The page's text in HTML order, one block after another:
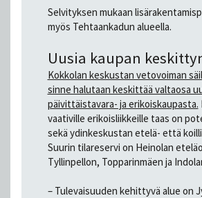
Selvityksen mukaan
myös Tehtaankadun alueella.
Uusia kaupan
Kokkolan keskustan vetovoiman
sinne halutaan keskittää valtaosa
päivittäistavara- ja erikoiskaupasta.
vaativille erikoisliikkeille taas on
sekä ydinkeskustan etelä- että
Suurin tilareservi on Heinolan
Tyllinpellon, Topparinmäen ja
– Tulevaisuuden kehittyvä alue on